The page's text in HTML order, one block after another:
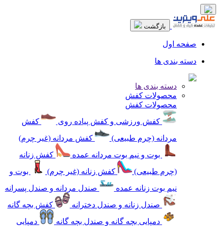
بازگشت
صفحه اول
دسته بندی ها
دسته بندی ها
محصولات کفش
محصولات کفش
کفش ورزشی و کفش پیاده روی
کفش
مردانه (چرم طبیعی)
کفش مردانه (غیر چرم)
بوت و نیم بوت مردانه عمده
کفش زنانه
(چرم طبیعی)
کفش زنانه (غیر چرم)
بوت و
نیم بوت زنانه عمده
صندل مردانه و صندل پسرانه
صندل زنانه و صندل دخترانه
کفش بچه گانه
دمپایی بچه گانه و صندل بچه گانه
دمپایی